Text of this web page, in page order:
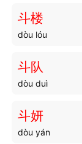
斗楼
dòu lóu
斗队
dòu duì
斗妍
dòu yán